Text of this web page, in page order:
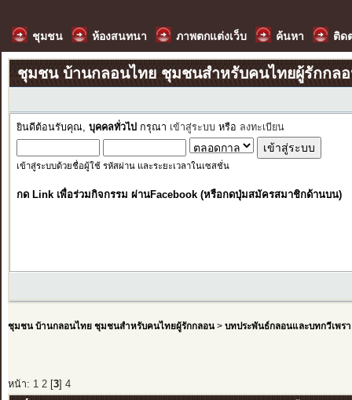
ชุมชน ห้องสนทนา ภาพตกแต่งเว็บ ค้นหา ติด
ชุมชน บ้านกลอนไทย ชุมชนสำหรับคนไทยผู้รักกล
ยินดีต้อนรับคุณ, บุคคลทั่วไป กรุณา เข้าสู่ระบบ หรือ ลงทะเบียน
เข้าสู่ระบบด้วยชื่อผู้ใช้ รหัสผ่าน และระยะเวลาในเซสชั่น
กด Link เพื่อร่วมกิจกรรม ผ่านFacebook (หรือกดปุ่มสมัครสมาชิกด้านบน)
ชุมชน บ้านกลอนไทย ชุมชนสำหรับคนไทยผู้รักกลอน> บทประพันธ์กลอนและบทกวีเพรา
หน้า: 1 2[ 3] 4